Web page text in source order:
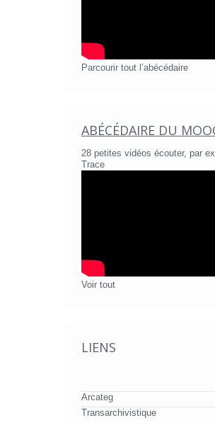
Parcourir tout l’abécédaire
ABÉCÉDAIRE DU
28 petites vidéos écouter, par
Trace
Voir tout
LIENS
Arcateg
Transarchivistique